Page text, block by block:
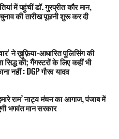
को 5 साल तक की जेल
एजेंटों की पारदर्शिता, उत्तरदायित्व
में पहुंचीं डॉ. गुरप्रीत कौर मान,
की तारीख पूछनी शुरू कर दी
ने ख़ुफ़िया-आधारित पुलिसिंग की
सिद्ध की; गैंगस्टरों के लिए कहीं भी
नहीं : DGP गौरव यादव
राम’ नाट्य मंचन का आगाज, पंजाब में
भगवंत मान सरकार